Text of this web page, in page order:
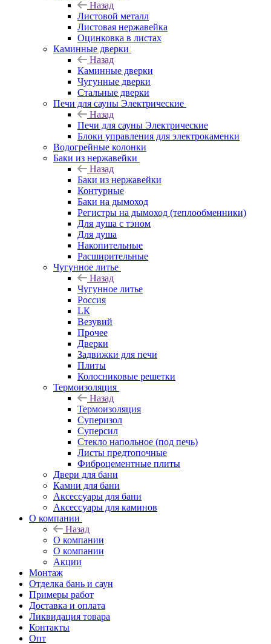
Назад
Листовой металл
Листовая нержавейка
Оцинковка в листах
Каминные дверки
Назад
Каминные дверки
Чугунные дверки
Стальные дверки
Печи для сауны Электрические
Назад
Печи для сауны Электрические
Блоки управления для электрокаменки
Водогрейные колонки
Баки из нержавейки
Назад
Баки из нержавейки
Контурные
Баки на дымоход
Регистры на дымоход (теплообменники)
Для душа с тэном
Для душа
Накопительные
Расширительные
Чугунное литье
Назад
Чугунное литье
Россия
LК
Везувий
Прочее
Дверки
Задвижки для печи
Плиты
Колосниковые решетки
Термоизоляция
Назад
Термоизоляция
Суперизол
Суперсил
Стекло напольное (под печь)
Листы предтопочные
Фиброцементные плиты
Двери для бани
Камни для бани
Аксессуары для бани
Аксессуары для каминов
О компании
Назад
О компании
О компании
Акции
Монтаж
Отделка бань и саун
Примеры работ
Доставка и оплата
Ликвидация товара
Контакты
Опт